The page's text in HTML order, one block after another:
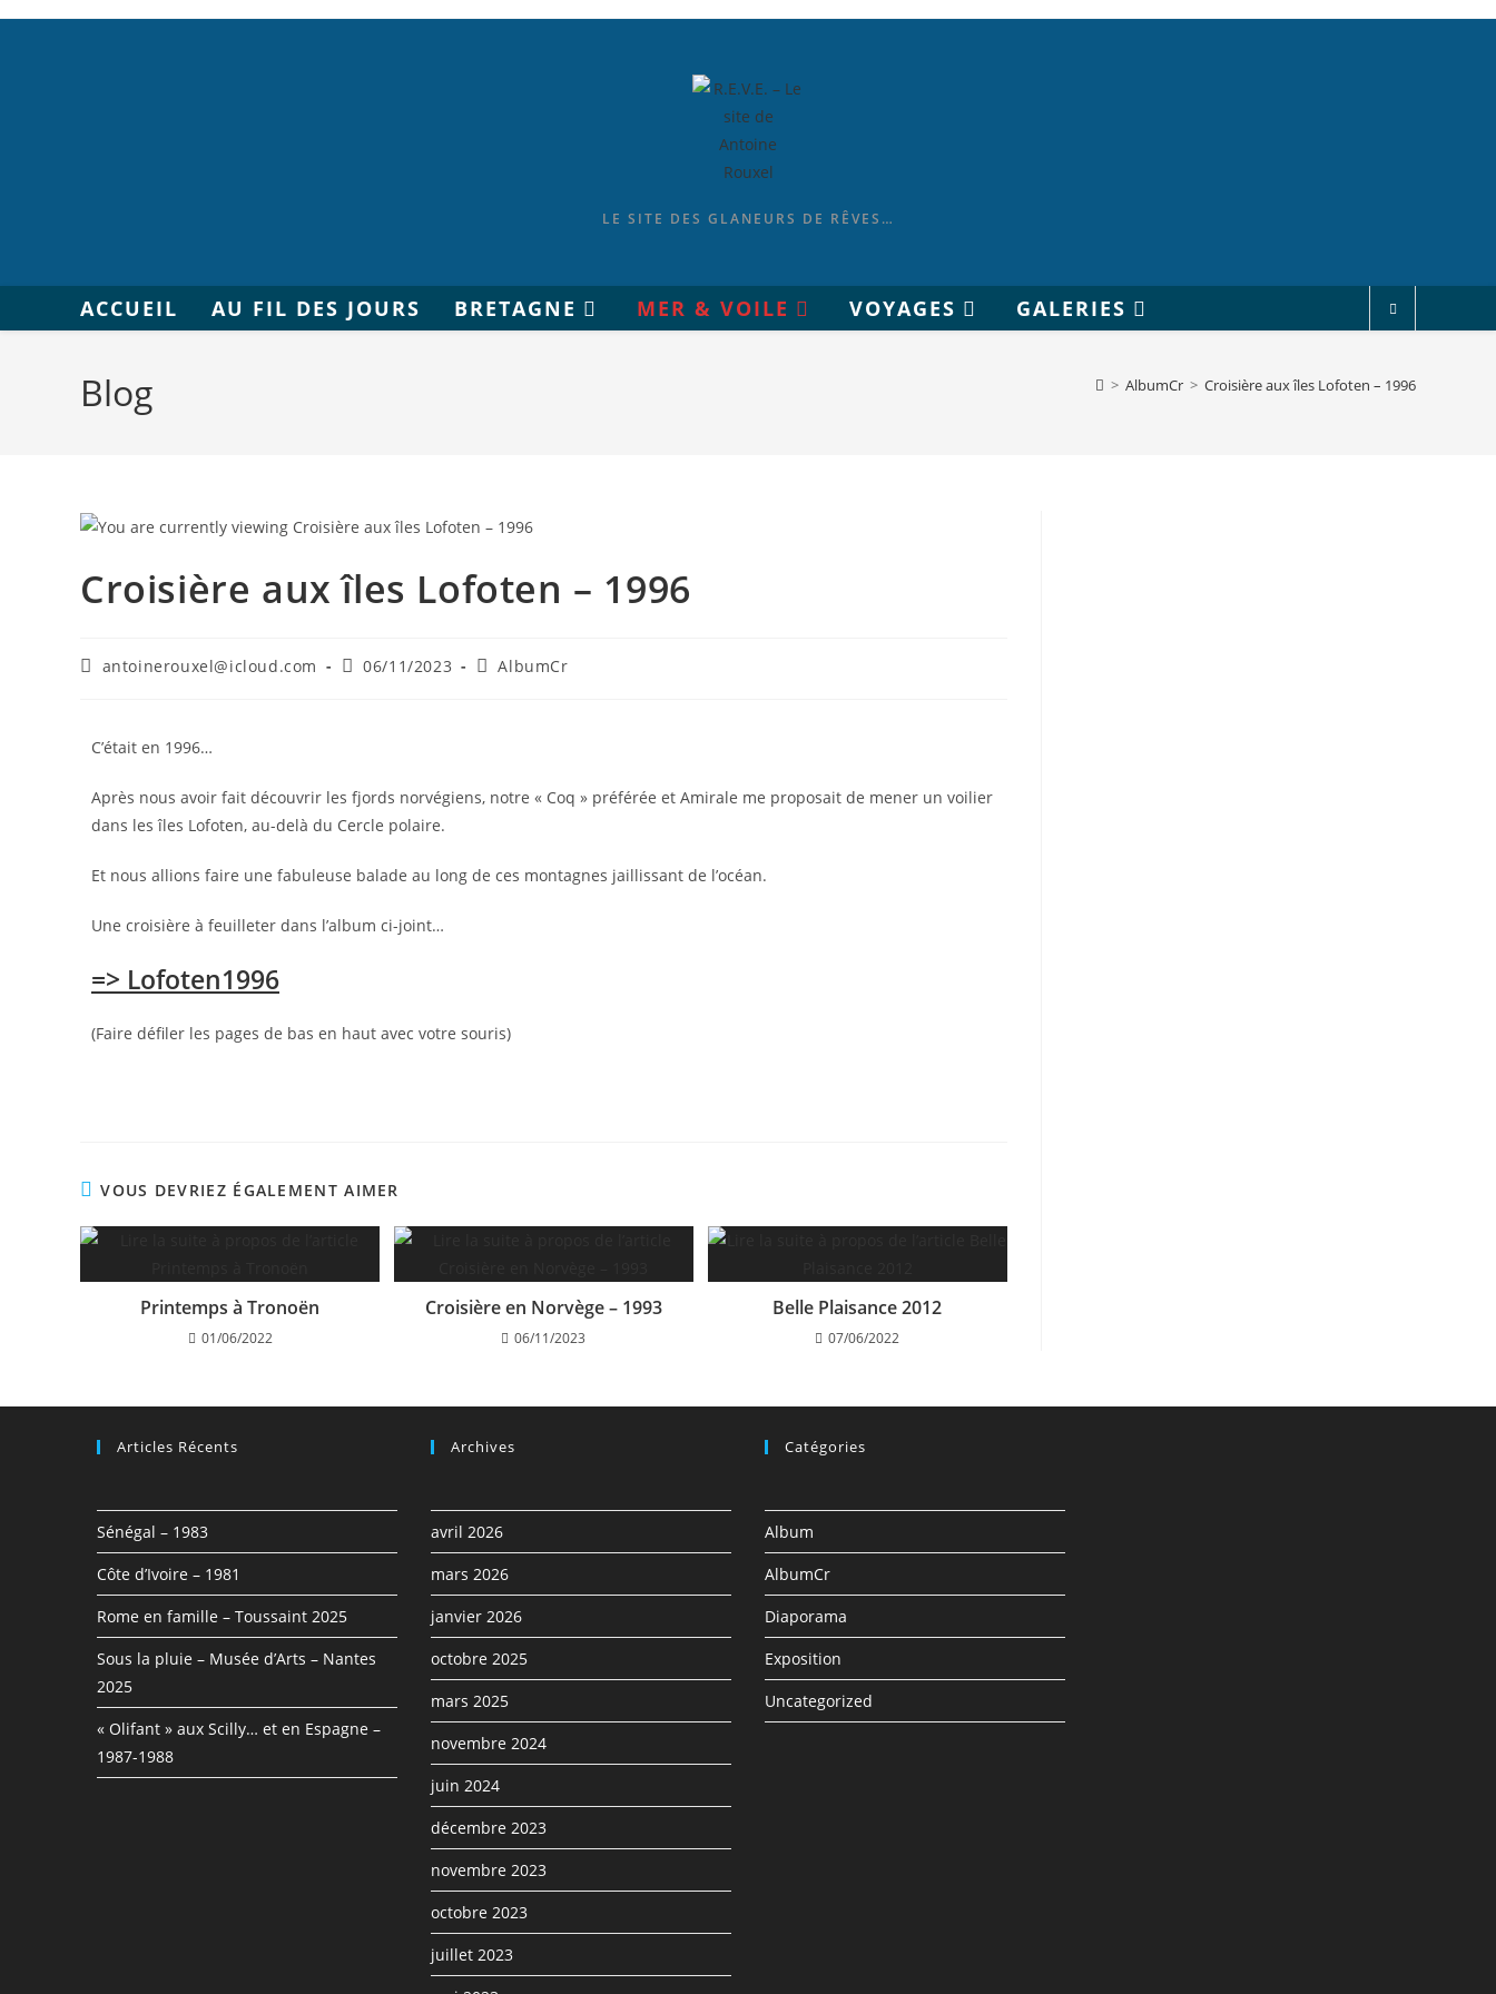
LE SITE DES GLANEURS DE RÊVES…
ACCUEIL AU FIL DES JOURS BRETAGNE MER & VOILE VOYAGES GALERIES
Blog > AlbumCr > Croisière aux îles Lofoten – 1996
Croisière aux îles Lofoten – 1996
antoinerouxel@icloud.com 06/11/2023 AlbumCr
C’était en 1996…
Après nous avoir fait découvrir les fjords norvégiens, notre « Coq » préférée et Amirale me proposait de mener un voilier
dans les îles Lofoten, au-delà du Cercle polaire.
Et nous allions faire une fabuleuse balade au long de ces montagnes jaillissant de l’océan.
Une croisière à feuilleter dans l’album ci-joint…
=> Lofoten1996
(Faire défiler les pages de bas en haut avec votre souris)
VOUS DEVRIEZ ÉGALEMENT AIMER
Printemps à Tronoën
01/06/2022
Croisière en Norvège – 1993
06/11/2023
Belle Plaisance 2012
07/06/2022
Articles Récents
Sénégal – 1983
Côte d’Ivoire – 1981
Rome en famille – Toussaint 2025
Sous la pluie – Musée d’Arts – Nantes
2025
« Olifant » aux Scilly… et en Espagne –
1987-1988
Archives
avril 2026
mars 2026
janvier 2026
octobre 2025
mars 2025
novembre 2024
juin 2024
décembre 2023
novembre 2023
octobre 2023
juillet 2023
Catégories
Album
AlbumCr
Diaporama
Exposition
Uncategorized